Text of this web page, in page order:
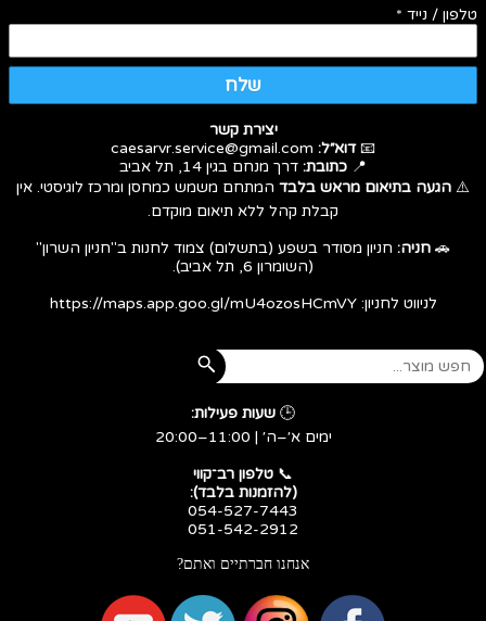
טלפון / נייד *
שלח
יצירת קשר
📧דוא״ל:
📍 כתובת: דרך מנחם בגין 14, תל אביב
⚠️ הגעה בתיאום מראש בלבד המתחם משמש כמחסן ומרכז לוגיסטי. אין
קבלת קהל ללא תיאום מוקדם.
🚗 חניה: חניון מסודר בשפע (בתשלום) צמוד לחנות ב"חניון השרון"
(השומרון 6, תל אביב).
לניווט לחניון:https://maps.app.goo.gl/mU4ozosHCmVY
🕒 שעות פעילות:
ימים א׳–ה׳ | 11:00–20:00
​​​​​​​📞 טלפון רב־קווי
(להזמנות בלבד):
054-527-7443
051-542-2912
אנחנו חברתיים ואתם?